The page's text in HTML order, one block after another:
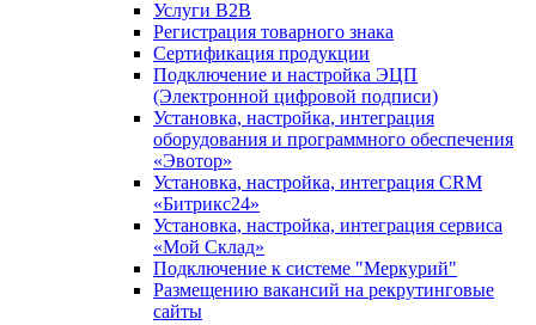
Услуги B2B
Регистрация товарного знака
Сертификация продукции
Подключение и настройка ЭЦП
(Электронной цифровой подписи)
Установка, настройка, интеграция
оборудования и программного обеспечения
«Эвотор»
Установка, настройка, интеграция CRM
«Битрикс24»
Установка, настройка, интеграция сервиса
«Мой Склад»
Подключение к системе "Меркурий"
Размещению вакансий на рекрутинговые
сайты